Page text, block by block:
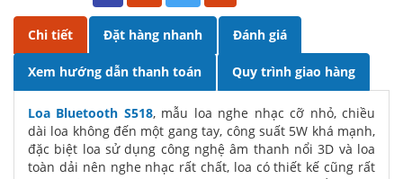
Chi tiết Đặt hàng nhanh Đánh giá
Xem hướng dẫn thanh toán Quy trình giao hàng
Loa Bluetooth S518, mẫu loa nghe nhạc cỡ nhỏ, chiều
dài loa không đến một gang tay, công suất 5W khá mạnh,
đặc biệt loa sử dụng công nghệ âm thanh nổi 3D và loa
toàn dải nên nghe nhạc rất chất, loa có thiết kế cũng rất